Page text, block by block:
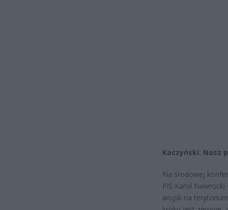
Kaczyński: Nasz
Na środowej
PiS Karol
wojsk na